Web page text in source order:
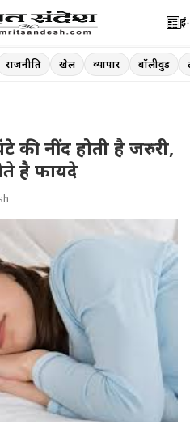
राजनीति खेल व्यापार बॉलीवुड
की नींद होती है जरुरी,
है फायदे